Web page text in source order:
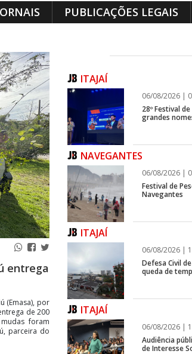
PUBLICAÇÕES LEGAIS
entrega
(Emasa), por
de 200
foram
parceira do
ITAJAÍ
06/08/2026 |
28º Festival
grandes
NAVEGANTES
06/08/2026 |
Festival de
Navegantes
ITAJAÍ
06/08/2026 |
Defesa Civil
queda de
ITAJAÍ
06/08/2026 |
Audiência
de Interesse